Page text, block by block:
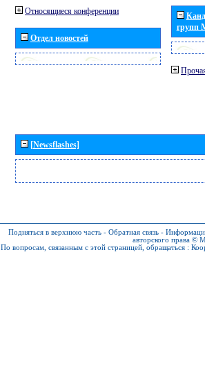
Относящиеся конференции
Отдел новостей
групп
[Newsflashes]
Подняться в верхнюю часть - Обратная связь -
авторского права ©
По вопросам, связанным с этой страницей, обращаться :